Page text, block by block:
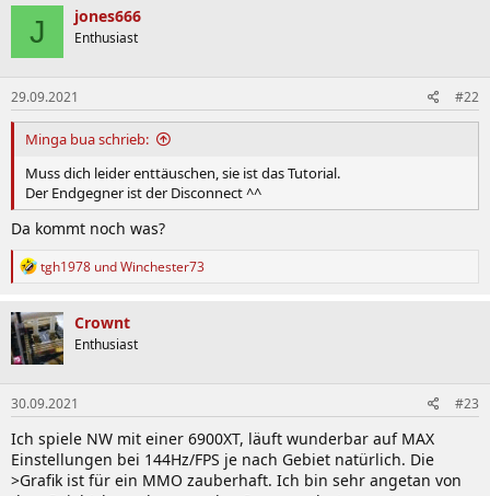
k
t
i
o
n
e
n
:
J jones666
Enthusiast
29.09.2021 #22
Minga bua schrieb:
Muss dich leider enttäuschen, sie ist das Tutorial.
Der Endgegner ist der Disconnect ^^
Da kommt noch was?
R
k
t
i
o
n
e
n
:
tgh1978 undWinchester73
Crownt
Enthusiast
30.09.2021 #23
Ich spiele NW mit einer 6900XT, läuft wunderbar auf MAX
Einstellungen bei 144Hz/FPS je nach Gebiet natürlich. Die
>Grafik ist für ein MMO zauberhaft. Ich bin sehr angetan von